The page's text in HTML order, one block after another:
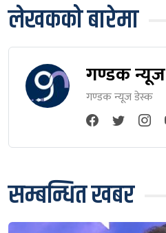
लेखकको बारेमा
गण्डक न्यूज
गण्डक न्यूज डेस्क
सम्बन्धित खबर